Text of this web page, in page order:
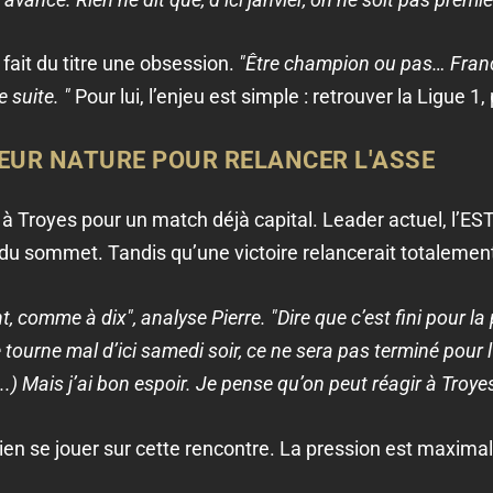
fait du titre une obsession. "Être champion ou pas…
suite. "Pour lui, l’enjeu est simple : retrouver la Ligue
NATURE POUR RELANCER L'ASSE
Troyes pour un match déjà capital. Leader actuel,
sommet. Tandis qu’une victoire relancerait
comme à dix", analyse Pierre. "Dire que c’est fini pour
mal d’ici samedi soir, ce ne sera pas terminé pour
Mais j’ai bon espoir. Je pense qu’on peut réagir à
se jouer sur cette rencontre. La pression est